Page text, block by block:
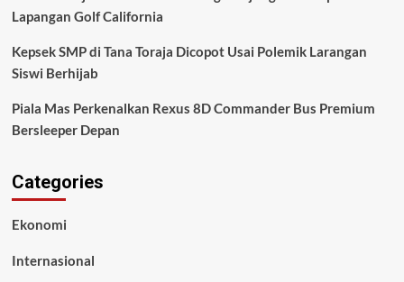
Lapangan Golf California
Kepsek SMP di Tana Toraja Dicopot Usai Polemik Larangan
Siswi Berhijab
Piala Mas Perkenalkan Rexus 8D Commander Bus Premium
Bersleeper Depan
Categories
Ekonomi
Internasional